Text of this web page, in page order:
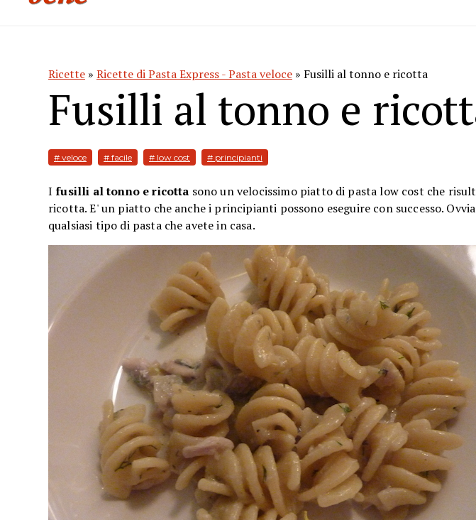
Ricette » Ricette di Pasta Express - Pasta veloce » Fusilli al tonno e ricotta
Fusilli al tonno e
# veloce # facile # low cost # principianti
Ifusilli al tonno e ricotta sono un velocissimo piatto di pasta low cost che
ricotta. E' un piatto che anche i principianti possono eseguire con successo.
qualsiasi tipo di pasta che avete in casa.